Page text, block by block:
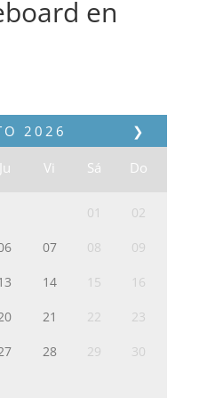
en
❯
2026
Ju Vi Sá Do
01 02
07 08 09
14 15 16
21 22 23
28 29 30